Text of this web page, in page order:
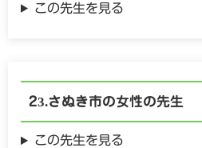
この先生を見る
さぬき市の女性の先生
この先生を見る